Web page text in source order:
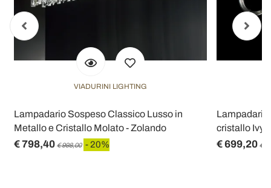
VIADURINI LIGHTING
Lampadario Sospeso Classico Lusso in
Metallo e Cristallo Molato - Zolando
€ 798,40 € 998,00 - 20%
Lampadario
cristallo Ivy,
€ 699,20 €